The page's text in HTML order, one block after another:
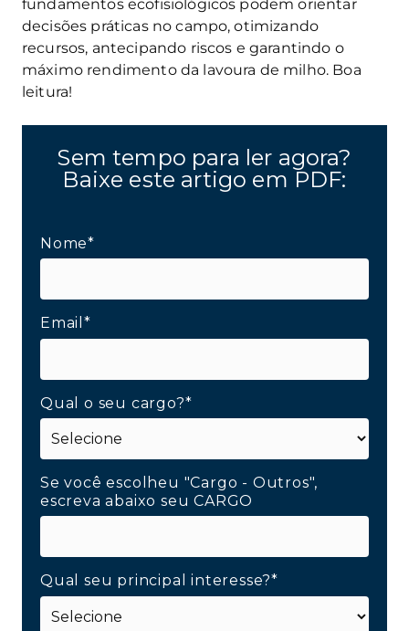
fundamentos ecofisiológicos podem orientar
decisões práticas no campo, otimizando
recursos, antecipando riscos e garantindo o
máximo rendimento da lavoura de milho. Boa
leitura!
Sem tempo para ler agora?
Baixe este artigo em PDF:
Nome*
Email*
Qual o seu cargo?*
Se você escolheu "Cargo - Outros",
escreva abaixo seu CARGO
Qual seu principal interesse?*